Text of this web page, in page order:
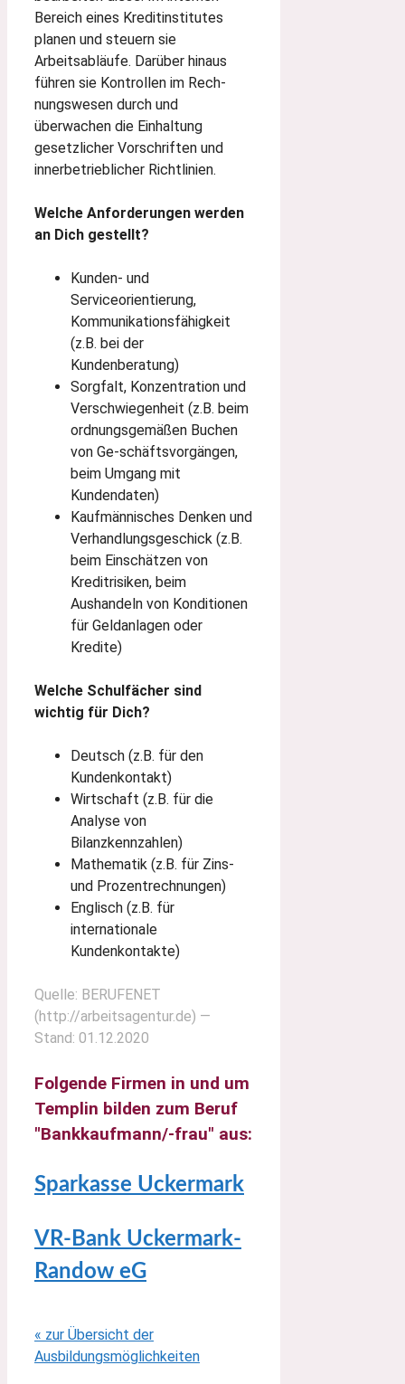
Bereich eines Kreditinstitutes
planen und steuern sie
Arbeitsabläufe. Darüber hinaus
führen sie Kontrollen im Rech-
nungswesen durch und
überwachen die Einhaltung
gesetzlicher Vorschriften und
innerbetrieblicher Richtlinien.
Welche Anforderungen werden
an Dich gestellt?
Kunden- und
Serviceorientierung,
Kommunikationsfähigkeit
(z.B. bei der
Kundenberatung)
Sorgfalt, Konzentration und
Verschwiegenheit (z.B. beim
ordnungsgemäßen Buchen
von Ge-schäftsvorgängen,
beim Umgang mit
Kundendaten)
Kaufmännisches Denken und
Verhandlungsgeschick (z.B.
beim Einschätzen von
Kreditrisiken, beim
Aushandeln von Konditionen
für Geldanlagen oder
Kredite)
Welche Schulfächer sind
wichtig für Dich?
Deutsch (z.B. für den
Kundenkontakt)
Wirtschaft (z.B. für die
Analyse von
Bilanzkennzahlen)
Mathematik (z.B. für Zins-
und Prozentrechnungen)
Englisch (z.B. für
internationale
Kundenkontakte)
Quelle: BERUFENET
(http://arbeitsagentur.de) —
Stand: 01.12.2020
Folgende Firmen in und um
Templin bilden zum Beruf
"Bankkaufmann/-frau" aus:
Sparkasse Uckermark
VR-Bank Uckermark-
Randow eG
« zur Übersicht der
Ausbildungsmöglichkeiten